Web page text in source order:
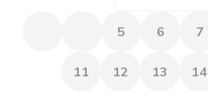
5 6 7
11 12 13 14